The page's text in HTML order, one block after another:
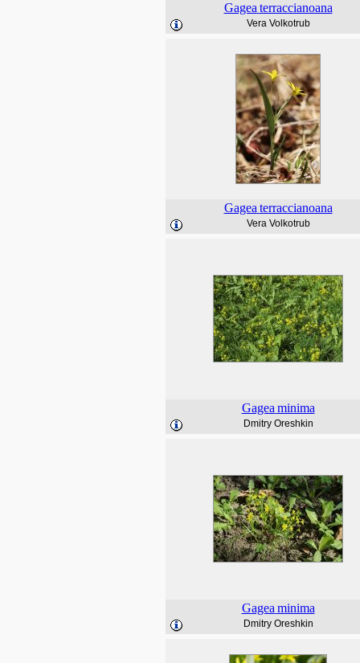
Gagea terraccianoana
Vera Volkotrub
Gagea terraccianoana
Vera Volkotrub
Gagea minima
Dmitry Oreshkin
Gagea minima
Dmitry Oreshkin